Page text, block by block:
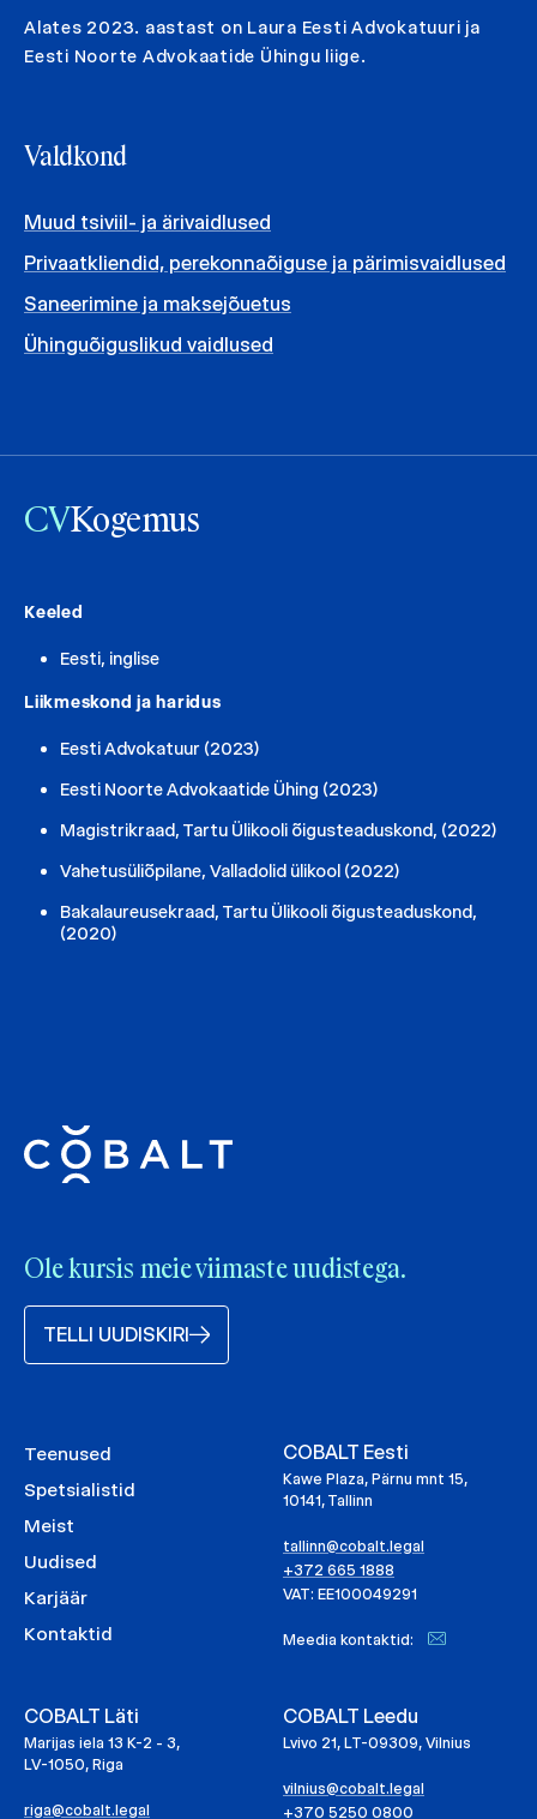
Alates 2023. aastast on Laura Eesti Advokatuuri ja
Eesti Noorte Advokaatide Ühingu liige.
Valdkond
Muud tsiviil- ja ärivaidlused
Privaatkliendid, perekonnaõiguse ja pärimisvaidlused
Saneerimine ja maksejõuetus
Ühinguõiguslikud vaidlused
CVKogemus
Keeled
Eesti, inglise
Liikmeskond ja haridus
Eesti Advokatuur (2023)
Eesti Noorte Advokaatide Ühing (2023)
Magistrikraad, Tartu Ülikooli õigusteaduskond, (2022)
Vahetusüliõpilane, Valladolid ülikool (2022)
Bakalaureusekraad, Tartu Ülikooli õigusteaduskond,
(2020)
Ole kursis meie viimaste uudistega.
TELLI UUDISKIRI
Teenused
Spetsialistid
Meist
Uudised
Karjäär
Kontaktid
COBALT Eesti
Kawe Plaza, Pärnu mnt 15,
10141, Tallinn
tallinn@cobalt.legal
+372 665 1888
VAT: EE100049291
Meedia kontaktid:
COBALT Läti
Marijas iela 13 K-2 - 3,
LV-1050, Riga
riga@cobalt.legal
COBALT Leedu
Lvivo 21, LT-09309, Vilnius
vilnius@cobalt.legal
+370 5250 0800